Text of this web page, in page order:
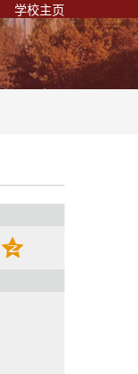
学校主页